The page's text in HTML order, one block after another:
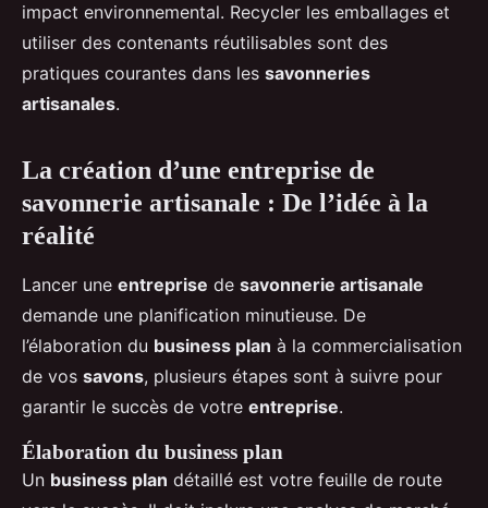
impact environnemental. Recycler les emballages et
utiliser des contenants réutilisables sont des
pratiques courantes dans les savonneries
artisanales.
La création d’une entreprise de
savonnerie artisanale : De l’idée à la
réalité
Lancer une entreprise de savonnerie artisanale
demande une planification minutieuse. De
l’élaboration du business plan à la commercialisation
de vos savons, plusieurs étapes sont à suivre pour
garantir le succès de votre entreprise.
Élaboration du business plan
Un business plan détaillé est votre feuille de route